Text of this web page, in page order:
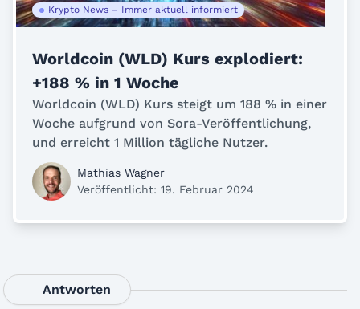
Krypto News – Immer aktuell informiert
Worldcoin (WLD) Kurs explodiert:
+188 % in 1 Woche
Worldcoin (WLD) Kurs steigt um 188 % in einer
Woche aufgrund von Sora-Veröffentlichung,
und erreicht 1 Million tägliche Nutzer.
Mathias Wagner
Veröffentlicht: 19. Februar 2024
Antworten